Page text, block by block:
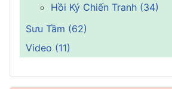
Hồi Ký Chiến Tranh (34)
Sưu Tầm (62)
Video (11)